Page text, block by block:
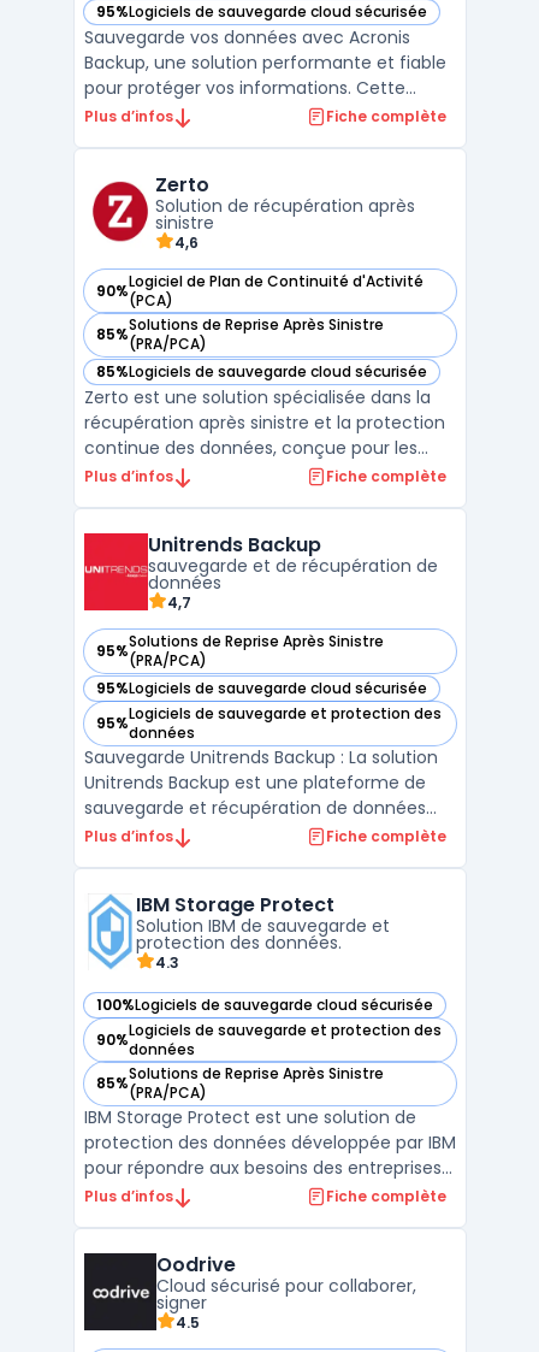
95%Logiciels de sauvegarde cloud sécurisée
— voir Acronis Backup dans cette catégorie
Sauvegarde vos données avec Acronis
Backup, une solution performante et fiable
pour protéger vos informations. Cette
solution permet de sauvegarder des
serveurs, des postes de travail et des
appareils mobiles. Avec ...
Plus d’infos Fiche complète
Zerto
Solution de récupération après
sinistre
4,6
90%Logiciel de Plan de Continuité d'Activité
(PCA)
— voir Zerto dans cette catégorie
85%Solutions de Reprise Après Sinistre
(PRA/PCA)
— voir Zerto dans cette catégorie
85%Logiciels de sauvegarde cloud sécurisée
— voir Zerto dans cette catégorie
Zerto est une solution spécialisée dans la
récupération après sinistre et la protection
continue des données, conçue pour les
entreprises opérant dans des
protection continue, Zerto offre une
disponibilité constante des appl ...
Plus d’infos Fiche complète
Unitrends Backup
sauvegarde et de récupération de
données
4,7
95%Solutions de Reprise Après Sinistre
(PRA/PCA)
— voir Unitrends Backup dans cette catégorie
95%Logiciels de sauvegarde cloud sécurisée
— voir Unitrends Backup dans cette catégorie
95%Logiciels de sauvegarde et protection des
données
— voir Unitrends Backup dans cette catégorie
Sauvegarde Unitrends Backup : La solution
Unitrends Backup est une plateforme de
sauvegarde et récupération de données
complète et fiable. Elle s'adresse aux
solution offre une protection complète des
données avec une re ...
Plus d’infos Fiche complète
IBM Storage Protect
Solution IBM de sauvegarde et
protection des données.
4.3
100%Logiciels de sauvegarde cloud sécurisée
— voir IBM Storage Protect dans cette catégorie
90%Logiciels de sauvegarde et protection des
données
— voir IBM Storage Protect dans cette catégorie
85%Solutions de Reprise Après Sinistre
(PRA/PCA)
— voir IBM Storage Protect dans cette catégorie
IBM Storage Protect est une solution de
protection des données développée par IBM
pour répondre aux besoins des entreprises
en matière de sauvegarde, de récupération
les tâches critiques de sauvegarde des
données, garantissant a ...
Plus d’infos Fiche complète
Oodrive
Cloud sécurisé pour collaborer,
signer
4.5